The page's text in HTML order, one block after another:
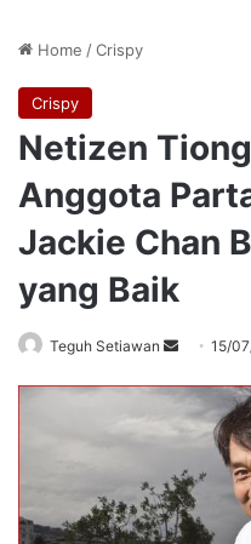
Home /Crispy
Crispy
Netizen
Anggota
Jackie Chan
yang Baik
Teguh Setiawan
Send
email
15/